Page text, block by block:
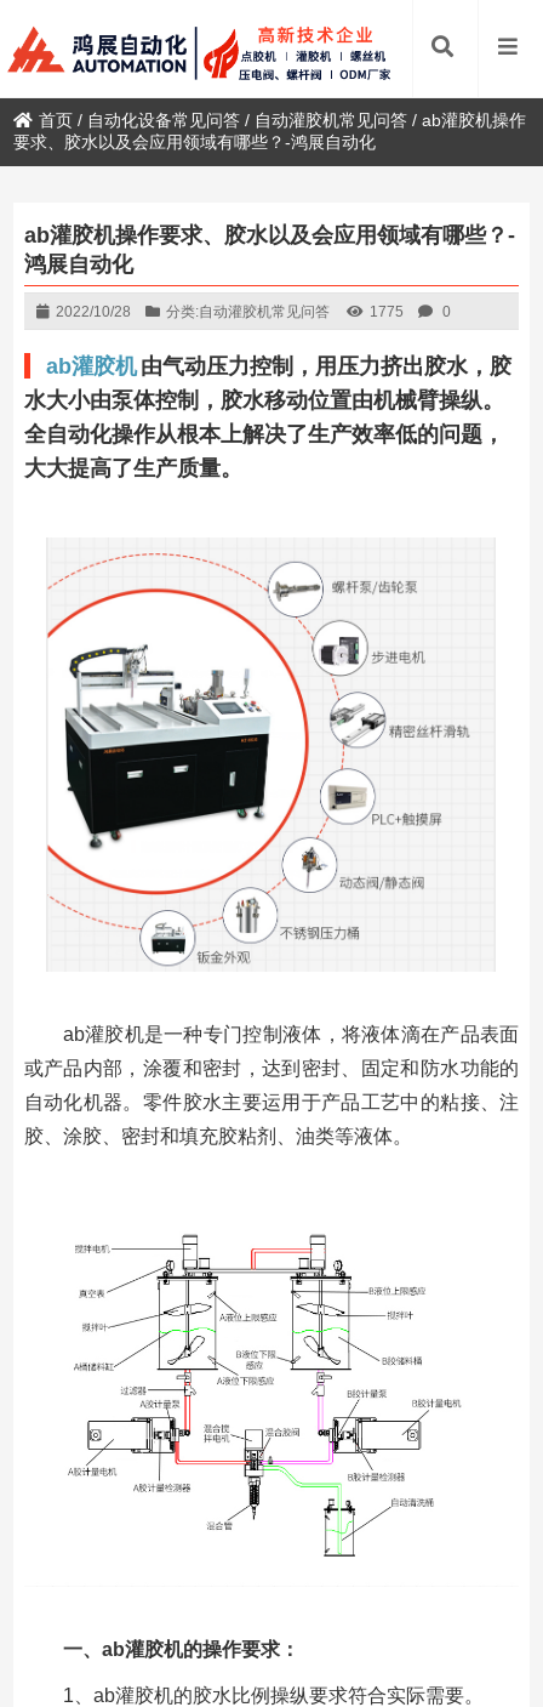
首页 / 自动化设备常见问答 / 自动灌胶机常见问答 /ab灌胶机操作
要求、胶水以及会应用领域有哪些？-鸿展自动化
ab灌胶机操作要求、胶水以及会应用领域有哪些？-
鸿展自动化
2022/10/28 分类:自动灌胶机常见问答 1775 0
ab灌胶机 由气动压力控制，用压力挤出胶水，胶
水大小由泵体控制，胶水移动位置由机械臂操纵。
全自动化操作从根本上解决了生产效率低的问题，
大大提高了生产质量。
ab灌胶机是一种专门控制液体，将液体滴在产品表面
或产品内部，涂覆和密封，达到密封、固定和防水功能的
自动化机器。零件胶水主要运用于产品工艺中的粘接、注
胶、涂胶、密封和填充胶粘剂、油类等液体。
一、ab灌胶机的操作要求：
1、ab灌胶机的胶水比例操纵要求符合实际需要。